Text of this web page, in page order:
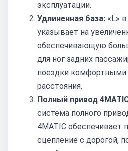
эксплуатации.
Удлиненная база: «L»
указывает на
обеспечивающую
для ног задних
поездки комфортными
расстояния.
Полный привод
система полного
4MATIC обеспечивает
сцепление с дорогой,